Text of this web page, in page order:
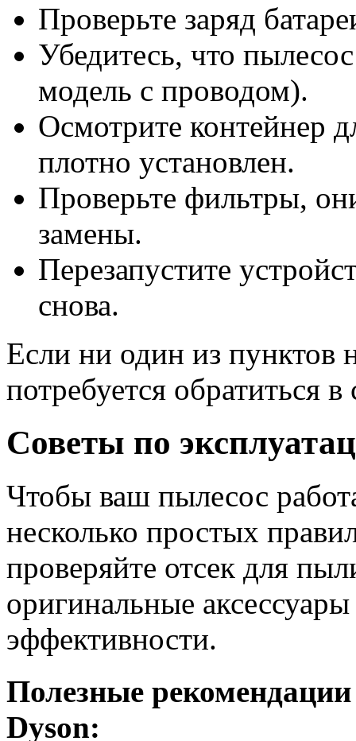
Проверьте заряд
Убедитесь, что
модель с проводом).
Осмотрите контейнер
плотно установлен.
Проверьте фильтры,
замены.
Перезапустите
снова.
Если ни один из пунктов
потребуется обратиться
Советы по
Чтобы ваш пылесос
несколько простых
проверяйте отсек для
оригинальные
эффективности.
Полезные
Dyson: